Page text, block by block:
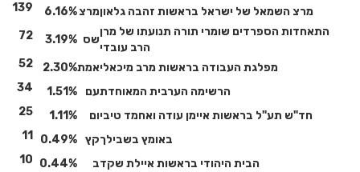
מרצ השמאל של ישראל בראשות זהבה גלאוןמרצ6.16%
139
התאחדות הספרדים שומרי תורה תנועתו של מרן
הרב עובדי
שס 3.19%
72
מפלגת העבודה בראשות מרב מיכאליאמת2.30%
52
הרשימה הערבית המאוחדתעם 1.51%
34
חד"ש תע"ל בראשות איימן עודה ואחמד טיביום 1.11%
25
באומץ בשבילךקץ 0.49%
11
הבית היהודי בראשות איילת שקדב 0.44%
10